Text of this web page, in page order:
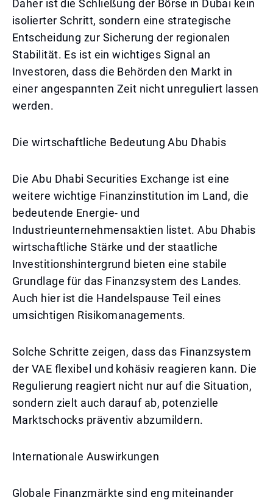
Daher ist die Schließung der Börse in Dubai kein
isolierter Schritt, sondern eine strategische
Entscheidung zur Sicherung der regionalen
Stabilität. Es ist ein wichtiges Signal an
Investoren, dass die Behörden den Markt in
einer angespannten Zeit nicht unreguliert lassen
werden.
Die wirtschaftliche Bedeutung Abu Dhabis
Die Abu Dhabi Securities Exchange ist eine
weitere wichtige Finanzinstitution im Land, die
bedeutende Energie- und
Industrieunternehmensaktien listet. Abu Dhabis
wirtschaftliche Stärke und der staatliche
Investitionshintergrund bieten eine stabile
Grundlage für das Finanzsystem des Landes.
Auch hier ist die Handelspause Teil eines
umsichtigen Risikomanagements.
Solche Schritte zeigen, dass das Finanzsystem
der VAE flexibel und kohäsiv reagieren kann. Die
Regulierung reagiert nicht nur auf die Situation,
sondern zielt auch darauf ab, potenzielle
Marktschocks präventiv abzumildern.
Internationale Auswirkungen
Globale Finanzmärkte sind eng miteinander